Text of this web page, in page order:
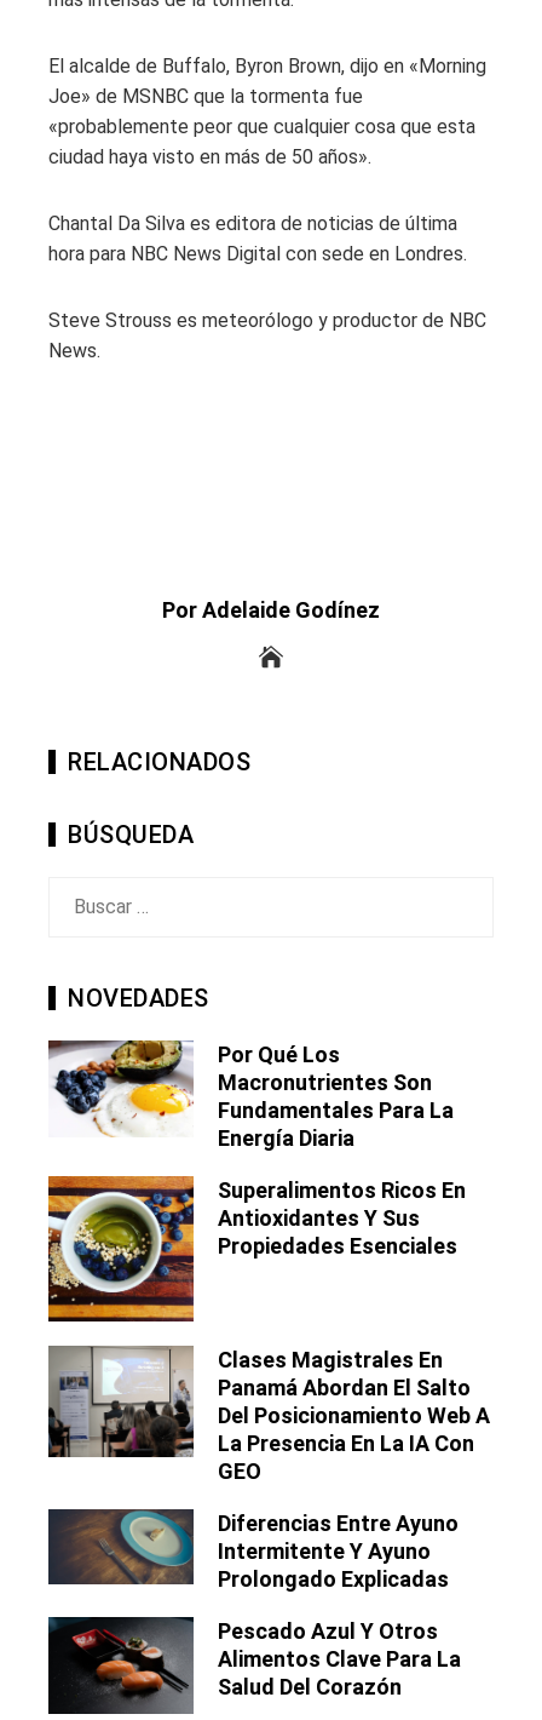
El alcalde de Buffalo, Byron Brown, dijo en «Morning
Joe» de MSNBC que la tormenta fue
«probablemente peor que cualquier cosa que esta
ciudad haya visto en más de 50 años».
Chantal Da Silva es editora de noticias de última
hora para NBC News Digital con sede en Londres.
Steve Strouss es meteorólogo y productor de NBC
News.
Por Adelaide Godínez
RELACIONADOS
BÚSQUEDA
NOVEDADES
Por Qué Los
Macronutrientes Son
Fundamentales Para La
Energía Diaria
Superalimentos Ricos En
Antioxidantes Y Sus
Propiedades Esenciales
Clases Magistrales En
Panamá Abordan El Salto
Del Posicionamiento Web A
La Presencia En La IA Con
GEO
Diferencias Entre Ayuno
Intermitente Y Ayuno
Prolongado Explicadas
Pescado Azul Y Otros
Alimentos Clave Para La
Salud Del Corazón